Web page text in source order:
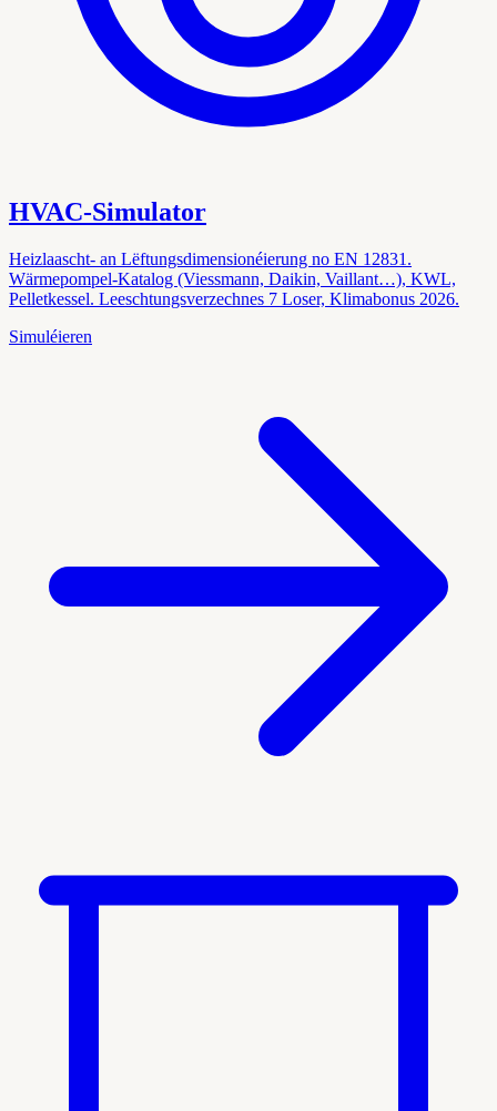
HVAC-Simulator
Heizlaascht- an Lëftungsdimensionéierung no EN 12831.
Wärmepompel-Katalog (Viessmann, Daikin, Vaillant…), KWL,
Pelletkessel. Leeschtungsverzechnes 7 Loser, Klimabonus 2026.
Simuléieren